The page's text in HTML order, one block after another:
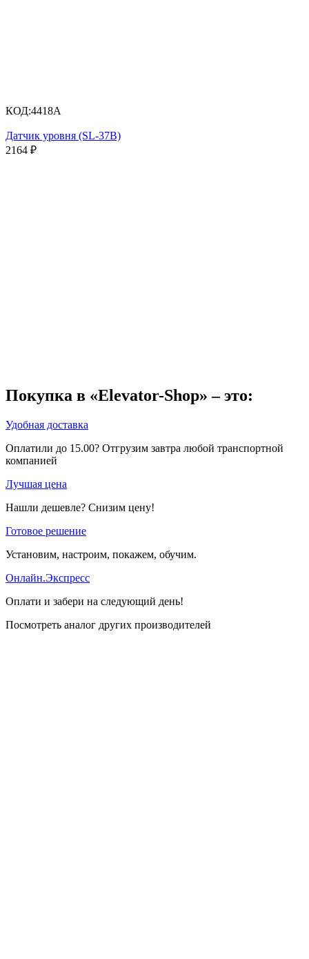
КОД:4418A
Датчик уровня (SL-37B)
2164 ₽
Покупка в «Elevator-Shop» – это:
Удобная доставка
Оплатили до 15.00? Отгрузим завтра любой транспортной
компанией
Лучшая цена
Нашли дешевле? Снизим цену!
Готовое решение
Установим, настроим, покажем, обучим.
Онлайн.Экспресс
Оплати и забери на следующий день!
Посмотреть аналог других производителей